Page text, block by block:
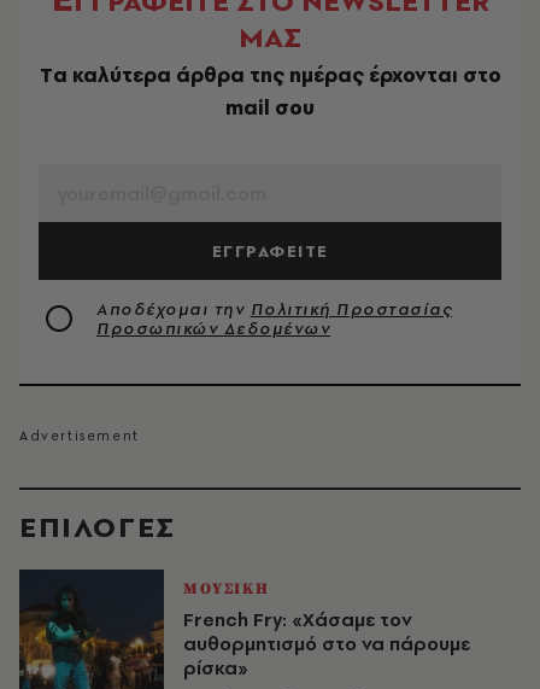
EΠΙΛΟΓΈΣ
ΜΟΥΣΙΚΗ
French Fry: «Χάσαμε τον
αυθορμητισμό στο να πάρουμε
ρίσκα»
ΜΑΣ
Tα καλύτερα άρθρα της ημέρας έρχονται στο
mail σου
ΕΓΓΡΑΦΕΙΤΕ
Αποδέχομαι την Πολιτική Προστασίας
Προσωπικών Δεδομένων